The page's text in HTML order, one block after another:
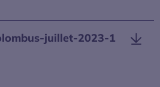
juillet-2023-1